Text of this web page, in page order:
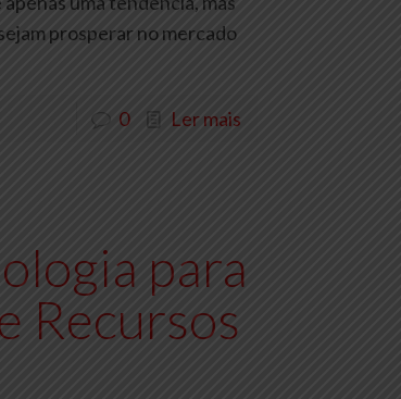
prosperar no mercado
0 Ler mais
para
Recursos